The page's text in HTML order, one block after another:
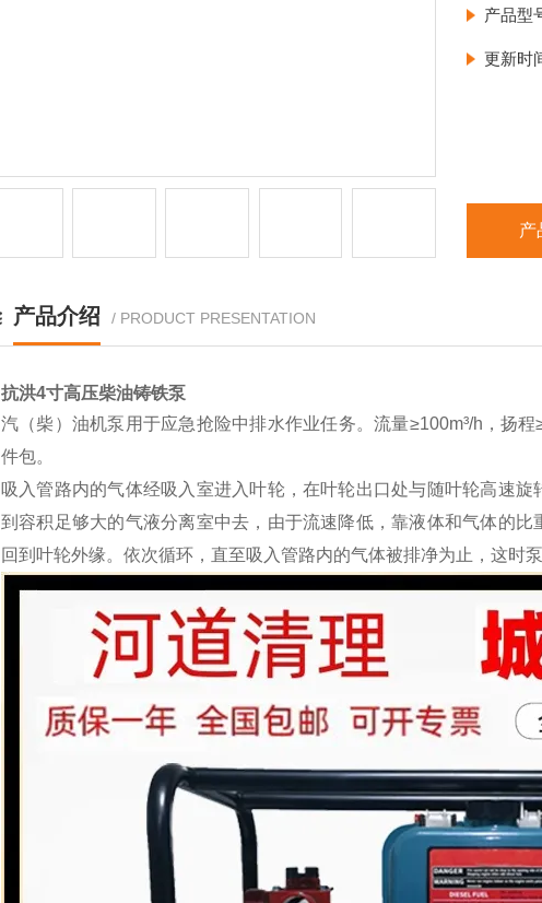
产品型
更新时
产
产品介绍 / PRODUCT PRESENTATION
抗洪4寸高压柴油铸铁泵
汽（柴）油机泵用于应急抢险中排水作业任务。流量≥100m³/h，扬
件包。
吸入管路内的气体经吸入室进入叶轮，在叶轮出口处与随叶轮高速
到容积足够大的气液分离室中去，由于流速降低，靠液体和气体的
回到叶轮外缘。依次循环，直至吸入管路内的气体被排净为止，这时